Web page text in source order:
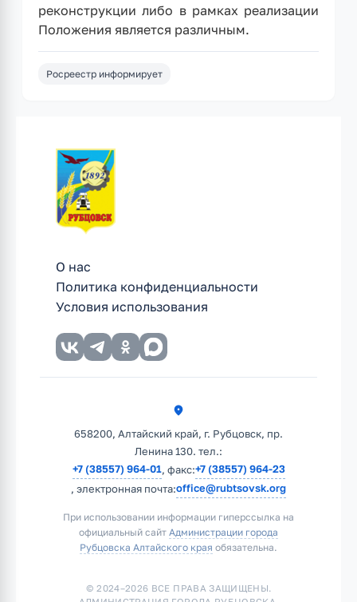
реконструкции либо в рамках реализации
Положения является различным.
Росреестр информирует
О нас
Политика конфиденциальности
Условия использования
658200, Алтайский край, г. Рубцовск, пр.
Ленина 130. тел.:
+7 (38557) 964-01, факс:+7 (38557) 964-23
, электронная почта:office@rubtsovsk.org
При использовании информации гиперссылка на
официальный сайт Администрации города
Рубцовска Алтайского края обязательна.
© 2024–2026 ВСЕ ПРАВА ЗАЩИЩЕНЫ.